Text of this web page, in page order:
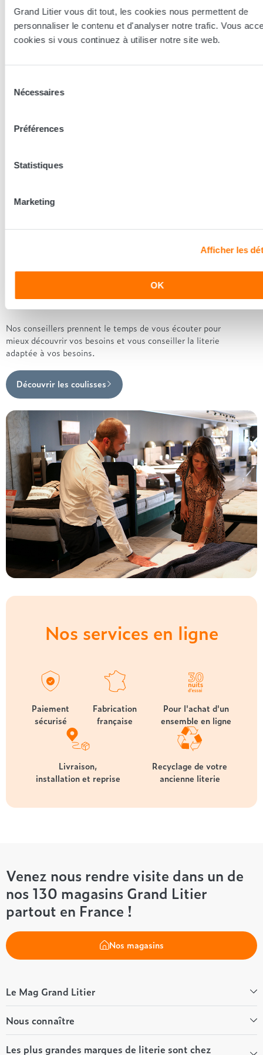
Grand Litier vous dit tout, les cookies nous permettent de
personnaliser le contenu et d'analyser notre trafic. Vous
cookies si vous continuez à utiliser notre site web.
Nécessaires
Préférences
Statistiques
Marketing
Afficher les
OK
en lieux de vente afin de vous guider au mieux vers la
technologie, le confort, et les modèles les plus adaptés à votre
Les conseillers Grand Litier
Nos conseillers prennent le temps de vous écouter pour
mieux découvrir vos besoins et vous conseiller la literie
adaptée à vos besoins.
Découvrir les coulisses
Nos services en ligne
Paiement
sécurisé
Fabrication
française
Pour l'achat d'un
ensemble en ligne
Livraison,
installation et reprise
Recyclage de votre
ancienne literie
Venez nous rendre visite dans un de
nos 130 magasins Grand Litier
partout en France !
Nos magasins
Le Mag Grand Litier
Bien-être
Conseils literie
Tous les articles du Mag
Nous connaître
Qui sommes-nous ?
Les plus grandes marques de literie sont chez